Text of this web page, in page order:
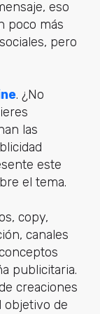
eso
poco más
pero
. ¿No
las
este
el tema.
copy,
canales
publicitaria.
creaciones
objetivo de